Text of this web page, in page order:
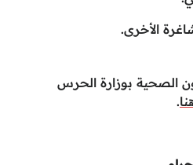
الصحية بوزارة الحرس
.